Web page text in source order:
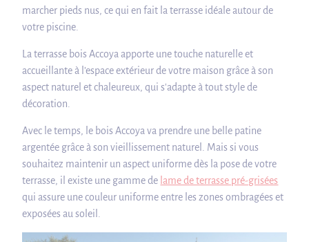
marcher pieds nus, ce qui en fait la terrasse idéale autour de
votre piscine.
La terrasse bois Accoya apporte une touche naturelle et
accueillante à l’espace extérieur de votre maison grâce à son
aspect naturel et chaleureux, qui s'adapte à tout style de
décoration.
Avec le temps, le bois Accoya va prendre une belle patine
argentée grâce à son vieillissement naturel. Mais si vous
souhaitez maintenir un aspect uniforme dès la pose de votre
terrasse, il existe une gamme de lame de terrasse pré-grisées
qui assure une couleur uniforme entre les zones ombragées et
exposées au soleil.